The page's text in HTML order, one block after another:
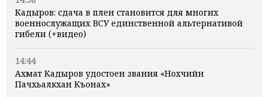
Кадыров: сдача в плен становится для многих
военнослужащих ВСУ единственной альтернативой
гибели (+видео)
14:44
Ахмат Кадыров удостоен звания «Нохчийн
Пачхьалкхан Къонах»